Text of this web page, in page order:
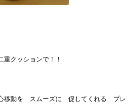
クッションで！！
動を スムーズに 促してくれる プレ